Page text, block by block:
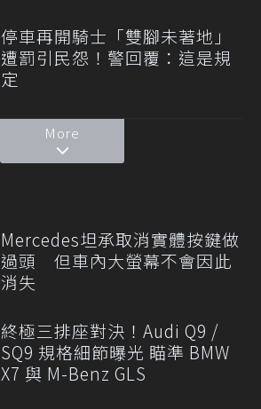
停車再開騎士「雙腳未著地」
遭罰引民怨！警回覆：這是規
定
More
Mercedes坦承取消實體按鍵做
過頭 但車內大螢幕不會因此
消失
終極三排座對決！Audi Q9 /
SQ9 規格細節曝光 瞄準 BMW
X7 與 M-Benz GLS